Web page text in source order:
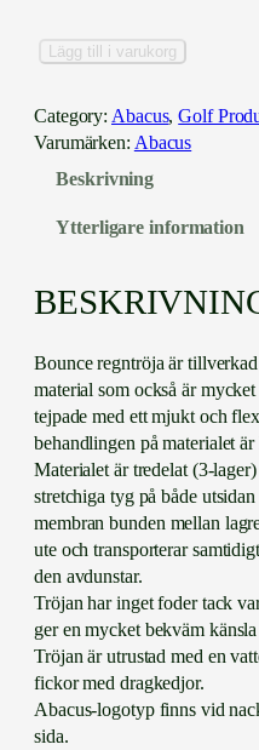
n
c
R
e
g
n
v
ä
s
t
m
ä
n
g
d
Lägg till i varukorg
Category:Abacus, Golf
Varumärken: Abacus
Beskrivning
Ytterligare information
Bounce regntröja är
material som också är
tejpade med ett mjukt och
behandlingen på materialet
Materialet är tredelat (3-
stretchiga tyg på både
membran bunden mellan
ute och transporterar
den avdunstar.
Tröjan har inget foder tack
ger en mycket bekväm
Tröjan är utrustad med en
fickor med dragkedjor.
Abacus-logotyp finns vid
sida.